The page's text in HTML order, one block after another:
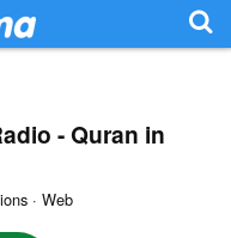
- Quran in
· Web